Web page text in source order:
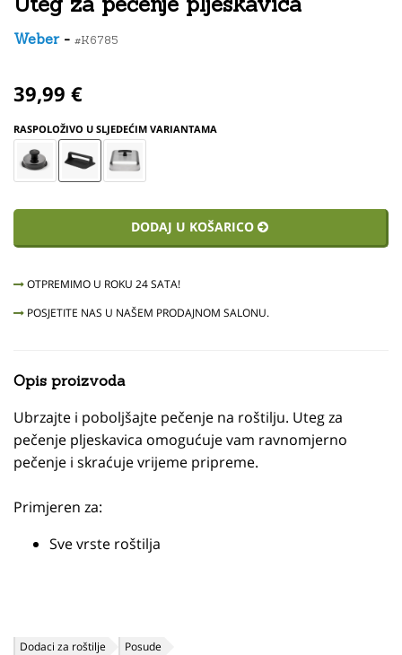
Weber- #K6785
39,99 €
RASPOLOŽIVO U SLJEDEĆIM VARIANTAMA
DODAJ U KOŠARICO
OTPREMIMO U ROKU 24 SATA!
POSJETITE NAS U NAŠEM PRODAJNOM SALONU.
Opis proizvoda
Ubrzajte i poboljšajte pečenje na roštilju. Uteg za
pečenje pljeskavica omogućuje vam ravnomjerno
pečenje i skraćuje vrijeme pripreme.
Primjeren za:
Sve vrste roštilja
Dodaci za roštilje Posude